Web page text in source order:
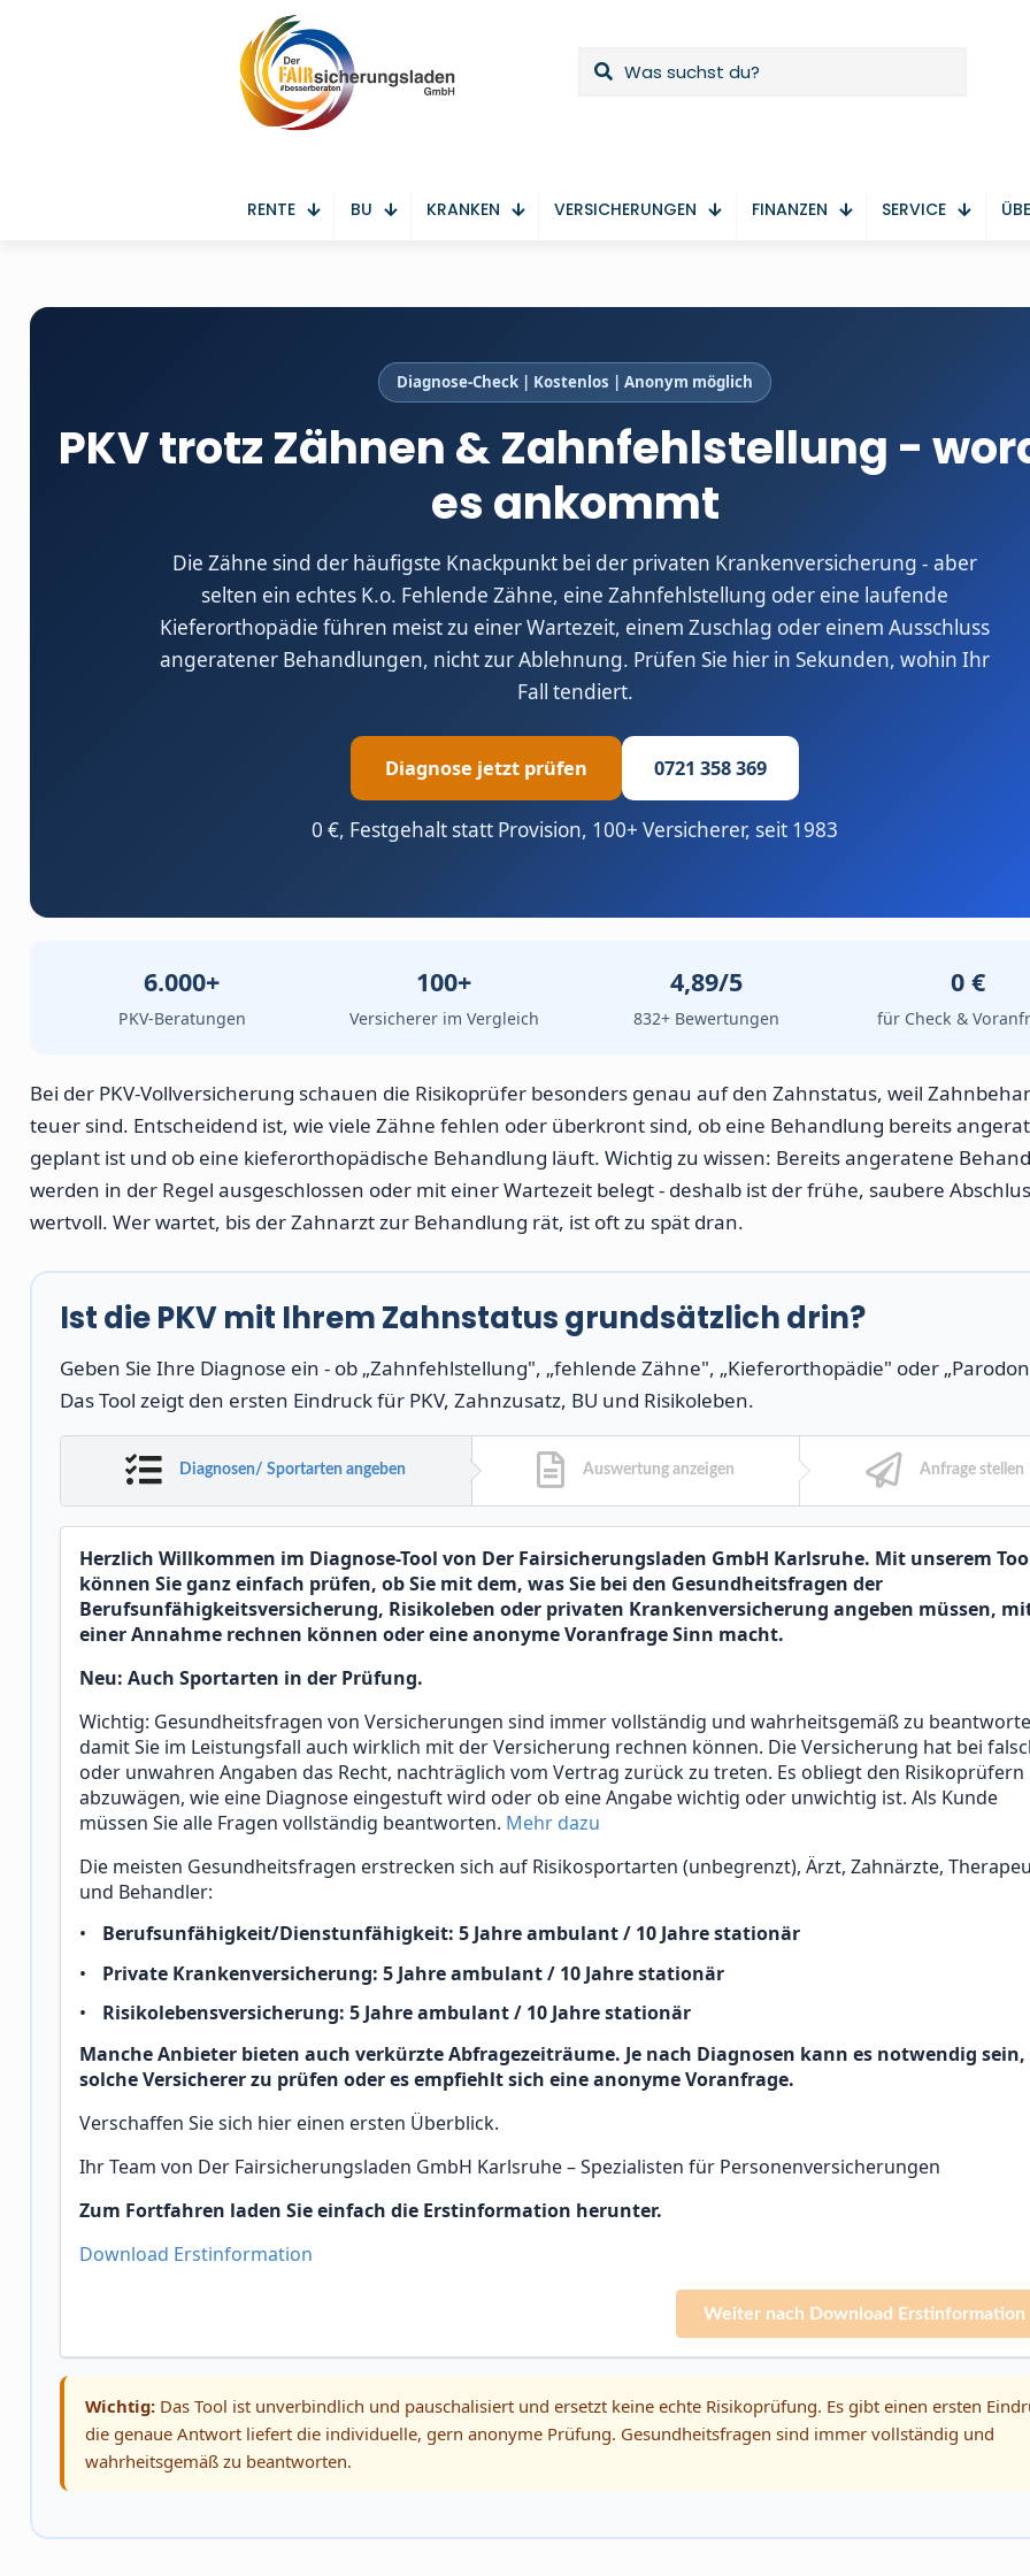
RENTE BU KRANKEN VERSICHERUNGEN FINANZEN SERVICE
Diagnose-Check | Kostenlos | Anonym möglich
PKV trotz Zähnen & Zahnfehlstellung -
es ankommt
Die Zähne sind der häufigste Knackpunkt bei der privaten Krankenversicherung - aber
selten ein echtes K.o. Fehlende Zähne, eine Zahnfehlstellung oder eine laufende
Kieferorthopädie führen meist zu einer Wartezeit, einem Zuschlag oder einem Ausschluss
angeratener Behandlungen, nicht zur Ablehnung. Prüfen Sie hier in Sekunden, wohin Ihr
Fall tendiert.
Diagnose jetzt prüfen 0721 358 369
0 €, Festgehalt statt Provision, 100+ Versicherer, seit 1983
6.000+
PKV-Beratungen
100+
Versicherer im Vergleich
4,89/5
832+ Bewertungen
0 €
für Check &
Bei der PKV-Vollversicherung schauen die Risikoprüfer besonders genau auf den Zahnstatus, weil
teuer sind. Entscheidend ist, wie viele Zähne fehlen oder überkront sind, ob eine Behandlung bereits
geplant ist und ob eine kieferorthopädische Behandlung läuft. Wichtig zu wissen: Bereits angeratene
werden in der Regel ausgeschlossen oder mit einer Wartezeit belegt - deshalb ist der frühe, saubere
wertvoll. Wer wartet, bis der Zahnarzt zur Behandlung rät, ist oft zu spät dran.
Ist die PKV mit Ihrem Zahnstatus grundsätzlich drin?
Geben Sie Ihre Diagnose ein - ob „Zahnfehlstellung", „fehlende Zähne", „Kieferorthopädie" oder
Das Tool zeigt den ersten Eindruck für PKV, Zahnzusatz, BU und Risikoleben.
Diagnosen/ Sportarten angeben Auswertung anzeigen Anfrage stellen
Herzlich Willkommen im Diagnose-Tool von Der Fairsicherungsladen GmbH Karlsruhe. Mit unserem
können Sie ganz einfach prüfen, ob Sie mit dem, was Sie bei den Gesundheitsfragen der
Berufsunfähigkeitsversicherung, Risikoleben oder privaten Krankenversicherung angeben müssen,
einer Annahme rechnen können oder eine anonyme Voranfrage Sinn macht.
Neu: Auch Sportarten in der Prüfung.
Wichtig: Gesundheitsfragen von Versicherungen sind immer vollständig und wahrheitsgemäß zu
damit Sie im Leistungsfall auch wirklich mit der Versicherung rechnen können. Die Versicherung hat bei
oder unwahren Angaben das Recht, nachträglich vom Vertrag zurück zu treten. Es obliegt den Risikoprüfern
abzuwägen, wie eine Diagnose eingestuft wird oder ob eine Angabe wichtig oder unwichtig ist. Als Kunde
müssen Sie alle Fragen vollständig beantworten. Mehr dazu
Die meisten Gesundheitsfragen erstrecken sich auf Risikosportarten (unbegrenzt), Ärzt, Zahnärzte,
und Behandler:
Berufsunfähigkeit/Dienstunfähigkeit: 5 Jahre ambulant / 10 Jahre stationär
Private Krankenversicherung: 5 Jahre ambulant / 10 Jahre stationär
Risikolebensversicherung: 5 Jahre ambulant / 10 Jahre stationär
Manche Anbieter bieten auch verkürzte Abfragezeiträume. Je nach Diagnosen kann es notwendig sein,
solche Versicherer zu prüfen oder es empfiehlt sich eine anonyme Voranfrage.
Verschaffen Sie sich hier einen ersten Überblick.
Ihr Team von Der Fairsicherungsladen GmbH Karlsruhe – Spezialisten für Personenversicherungen
Zum Fortfahren laden Sie einfach die Erstinformation herunter.
Download Erstinformation
Weiter nach Download Erstinformation
Wichtig: Das Tool ist unverbindlich und pauschalisiert und ersetzt keine echte Risikoprüfung. Es gibt einen ersten
die genaue Antwort liefert die individuelle, gern anonyme Prüfung. Gesundheitsfragen sind immer vollständig und
wahrheitsgemäß zu beantworten.